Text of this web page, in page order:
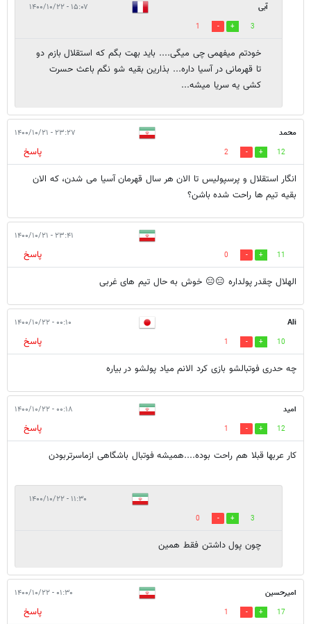
آبی ۱۵:۰۷ - ۱۴۰۰/۱۰/۲۲
3
1
خودتم میفهمی چی میگی.... باید بهت بگم که استقلال بازم دو
تا قهرمانی در آسیا داره... بذارین بقیه شو نگم باعث حسرت
کشی یه سریا میشه...
محمد ۲۳:۲۷ - ۱۴۰۰/۱۰/۲۱
12
2
پاسخ
انگار استقلال و پرسپولیس تا الان هر سال قهرمان آسیا می شدن، که الان
بقیه تیم ها راحت شده باشن؟
۲۳:۴۱ - ۱۴۰۰/۱۰/۲۱
11
0
پاسخ
الهلال چقدر پولداره 😑😑 خوش به حال تیم های غربی
Ali ۰۰:۱۰ - ۱۴۰۰/۱۰/۲۲
10
1
پاسخ
چه حدری فوتبالشو بازی کرد الانم میاد پولشو در بیاره
امید ۰۰:۱۸ - ۱۴۰۰/۱۰/۲۲
12
1
پاسخ
کار عربها قبلا هم راحت بوده....همیشه فوتبال باشگاهی ازماسرتربودن
۱۱:۳۰ - ۱۴۰۰/۱۰/۲۲
3
0
چون پول داشتن فقط همین
امیرحسین ۰۱:۳۰ - ۱۴۰۰/۱۰/۲۲
17
1
پاسخ